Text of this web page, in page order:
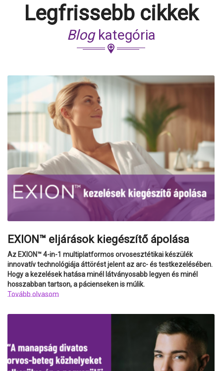
Legfrissebb cikkek
Blogkategória
EXION™ eljárások kiegészítő ápolása
Az EXION™ 4-in-1 multiplatformos orvosesztétikai készülék
innovatív technológiája áttörést jelent az arc- és testkezelésében.
Hogy a kezelések hatása minél látványosabb legyen és minél
hosszabban tartson, a pácienseken is múlik.
Tovább olvasom